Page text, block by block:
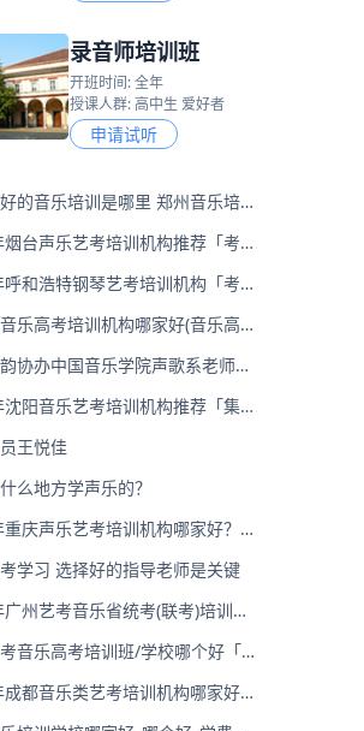
录音师培训班
开班时间: 全年
授课人群: 高中生 爱好者
申请试听
的音乐培训是哪里 郑州音乐培训
台声乐艺考培训机构推荐「考前
和浩特钢琴艺考培训机构「考前
乐高考培训机构哪家好(音乐高考
协办中国音乐学院声歌系老师陈
阳音乐艺考培训机构推荐「集训
王悦佳
么地方学声乐的？
庆声乐艺考培训机构哪家好？家
学习 选择好的指导老师是关键
州艺考音乐省统考(联考)培训机
音乐高考培训班/学校哪个好「免
都音乐类艺考培训机构哪家好